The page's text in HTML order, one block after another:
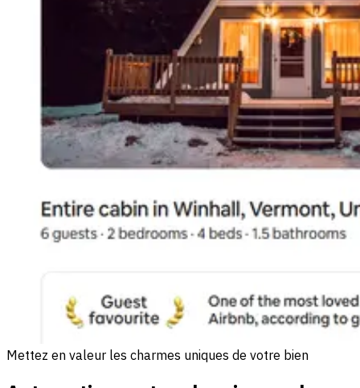
Mettez en valeur les charmes uniques de votre bien